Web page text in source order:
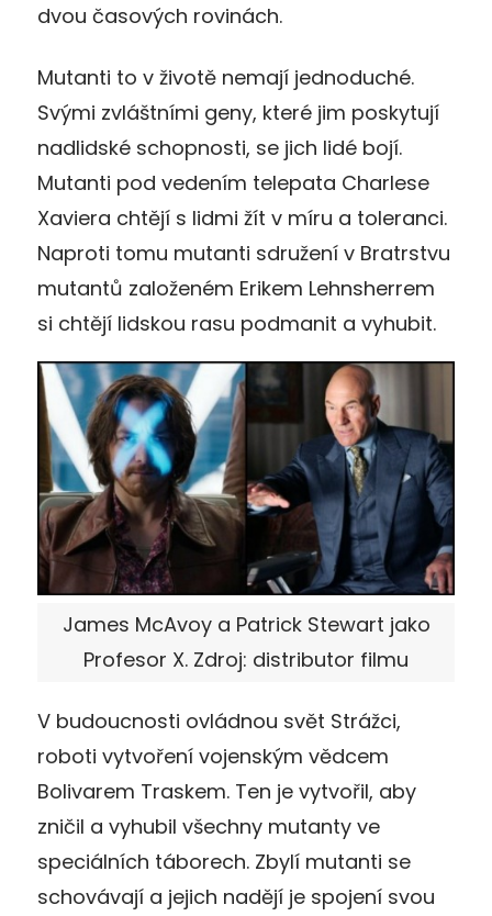
dvou časových rovinách.
Mutanti to v životě nemají jednoduché.
Svými zvláštními geny, které jim poskytují
nadlidské schopnosti, se jich lidé bojí.
Mutanti pod vedením telepata Charlese
Xaviera chtějí s lidmi žít v míru a toleranci.
Naproti tomu mutanti sdružení v Bratrstvu
mutantů založeném Erikem Lehnsherrem
si chtějí lidskou rasu podmanit a vyhubit.
James McAvoy a Patrick Stewart jako
Profesor X. Zdroj: distributor filmu
V budoucnosti ovládnou svět Strážci,
roboti vytvoření vojenským vědcem
Bolivarem Traskem. Ten je vytvořil, aby
zničil a vyhubil všechny mutanty ve
speciálních táborech. Zbylí mutanti se
schovávají a jejich nadějí je spojení svou